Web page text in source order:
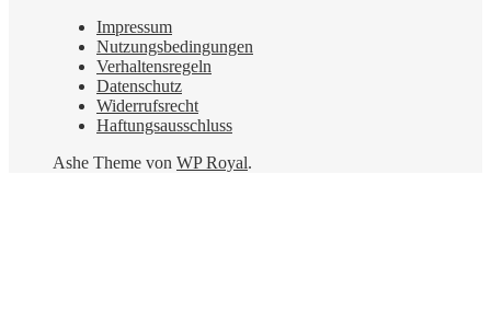
Impressum
Nutzungsbedingungen
Verhaltensregeln
Datenschutz
Widerrufsrecht
Haftungsausschluss
Ashe Theme von WP Royal.